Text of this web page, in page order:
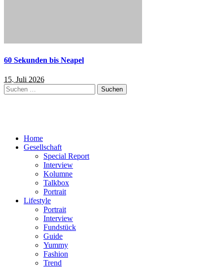
60 Sekunden bis Neapel
15. Juli 2026
Suchen
nach:
Home
Gesellschaft
Special Report
Interview
Kolumne
Talkbox
Portrait
Lifestyle
Portrait
Interview
Fundstück
Guide
Yummy
Fashion
Trend